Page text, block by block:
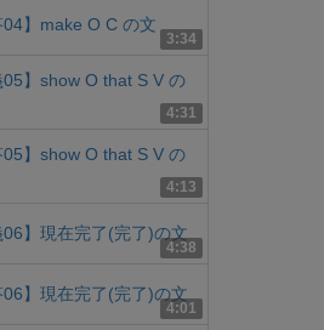
3:34
04】make O C の文
4:31
05】show O that S V の
4:13
05】show O that S V の
4:38
06】現在完了(完了)の文
4:01
06】現在完了(完了)の文